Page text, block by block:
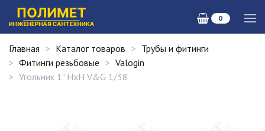
0
Главная Каталог товаров
Трубы и фитинги
Фитинги резьбовые
Valogin
Угольник 1" НxН V&G 1/38